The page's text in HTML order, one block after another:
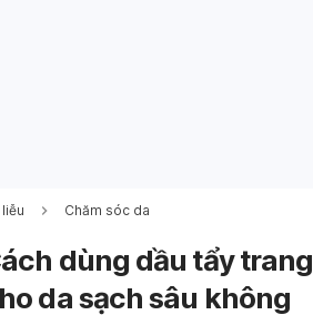
Chăm sóc da
dùng dầu tẩy trang
da sạch sâu không